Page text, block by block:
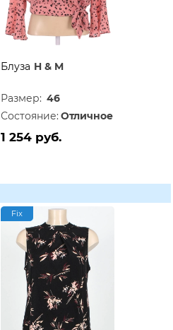
Блуза H & M
Размер: 46
Состояние: Отличное
1 254 руб.
Fix